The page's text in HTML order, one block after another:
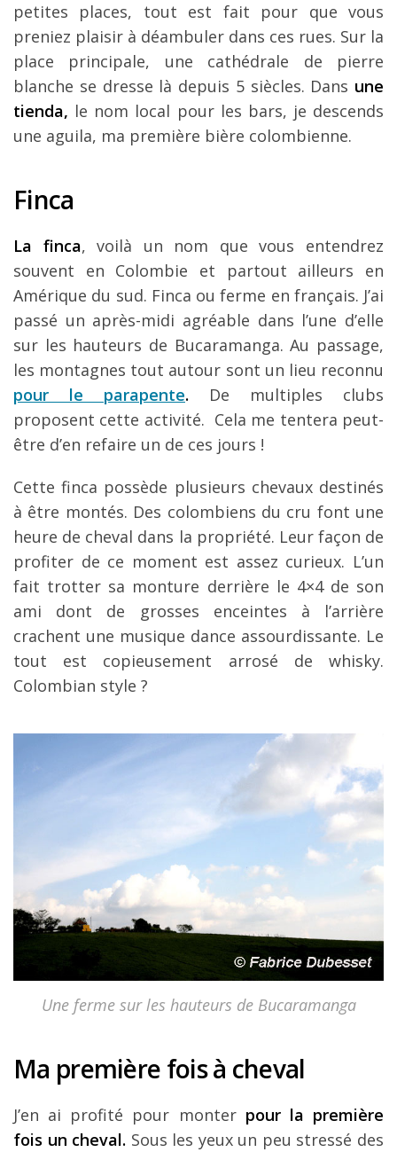
petites places, tout est fait pour que vous
preniez plaisir à déambuler dans ces rues. Sur la
place principale, une cathédrale de pierre
blanche se dresse là depuis 5 siècles. Dans une
tienda, le nom local pour les bars, je descends
une aguila, ma première bière colombienne.
Finca
La finca, voilà un nom que vous entendrez
souvent en Colombie et partout ailleurs en
Amérique du sud. Finca ou ferme en français. J’ai
passé un après-midi agréable dans l’une d’elle
sur les hauteurs de Bucaramanga. Au passage,
les montagnes tout autour sont un lieu reconnu
pour le parapente. De multiples clubs
proposent cette activité. Cela me tentera peut-
être d’en refaire un de ces jours !
Cette finca possède plusieurs chevaux destinés
à être montés. Des colombiens du cru font une
heure de cheval dans la propriété. Leur façon de
profiter de ce moment est assez curieux. L’un
fait trotter sa monture derrière le 4×4 de son
ami dont de grosses enceintes à l’arrière
crachent une musique dance assourdissante. Le
tout est copieusement arrosé de whisky.
Colombian style ?
Une ferme sur les hauteurs de Bucaramanga
Ma première fois à cheval
J’en ai profité pour monter pour la première
fois un cheval. Sous les yeux un peu stressé des